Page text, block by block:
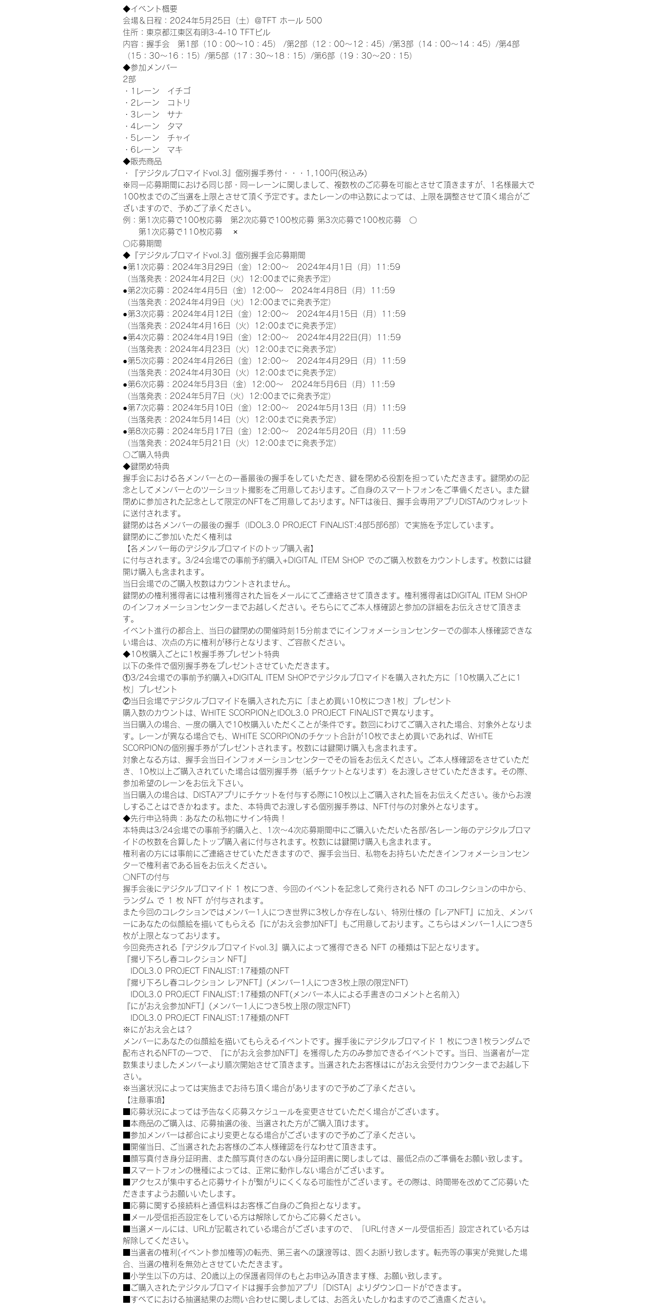
◆イベント概要
会場＆日程：2024年5月25日（土）＠TFT ホール 500
住所：東京都江東区有明3-4-10 TFTビル
内容：握手会　第1部（10：00～10：45） /第2部（12：00～12：45）/第3部（14：00～14：45）/第4部
（15：30～16：15）/第5部（17：30～18：15）/第6部（19：30～20：15）
◆参加メンバー
2部
・1レーン　イチゴ
・2レーン　コトリ
・3レーン　サナ
・4レーン　タマ
・5レーン　チャイ
・6レーン　マキ
◆販売商品
・『デジタルブロマイドvol.3』個別握手券付・・・1,100円(税込み)
※同一応募期間における同じ部・同一レーンに関しまして、複数枚のご応募を可能とさせて頂きますが、1名様最大で
100枚までのご当選を上限とさせて頂く予定です。またレーンの申込数によっては、上限を調整させて頂く場合がご
ざいますので、予めご了承ください。
例：第1次応募で100枚応募　第2次応募で100枚応募 第3次応募で100枚応募　〇
第1次応募で110枚応募　 ×
〇応募期間
◆『デジタルブロマイドvol.3』個別握手会応募期間
●第1次応募：2024年3月29日（金）12:00～　2024年4月1日（月）11:59
（当落発表：2024年4月2日（火）12:00までに発表予定）
●第2次応募：2024年4月5日（金）12:00～　2024年4月8日（月）11:59
（当落発表：2024年4月9日（火）12:00までに発表予定）
●第3次応募：2024年4月12日（金）12:00～　2024年4月15日（月）11:59
（当落発表：2024年4月16日（火）12:00までに発表予定）
●第4次応募：2024年4月19日（金）12:00～　2024年4月22日(月）11:59
（当落発表：2024年4月23日（火）12:00までに発表予定）
●第5次応募：2024年4月26日（金）12:00～　2024年4月29日（月）11:59
（当落発表：2024年4月30日（火）12:00までに発表予定）
●第6次応募：2024年5月3日（金）12:00～　2024年5月6日（月）11:59
（当落発表：2024年5月7日（火）12:00までに発表予定）
●第7次応募：2024年5月10日（金）12:00～　2024年5月13日（月）11:59
（当落発表：2024年5月14日（火）12:00までに発表予定）
●第8次応募：2024年5月17日（金）12:00～　2024年5月20日（月）11:59
（当落発表：2024年5月21日（火）12:00までに発表予定）
〇ご購入特典
◆鍵閉め特典
握手会における各メンバーとの一番最後の握手をしていただき、鍵を閉める役割を担っていただきます。鍵閉めの記
念としてメンバーとのツーショット撮影をご用意しております。ご自身のスマートフォンをご準備ください。また鍵
閉めに参加された記念として限定のNFTをご用意しております。NFTは後日、握手会専用アプリDISTAのウォレット
に送付されます。
鍵閉めは各メンバーの最後の握手（IDOL3.0 PROJECT FINALIST:4部5部6部）で実施を予定しています。
鍵閉めにご参加いただく権利は
【各メンバー毎のデジタルブロマイドのトップ購入者】
に付与されます。3/24会場での事前予約購入+DIGITAL ITEM SHOP でのご購入枚数をカウントします。枚数には鍵
開け購入も含まれます。
当日会場でのご購入枚数はカウントされません。
鍵閉めの権利獲得者には権利獲得された旨をメールにてご連絡させて頂きます。権利獲得者はDIGITAL ITEM SHOP
のインフォメーションセンターまでお越しください。そちらにてご本人様確認と参加の詳細をお伝えさせて頂きま
す。
イベント進行の都合上、当日の鍵閉めの開催時刻15分前までにインフォメーションセンターでの御本人様確認できな
い場合は、次点の方に権利が移行となります、ご容赦ください。
◆10枚購入ごとに1枚握手券プレゼント特典
以下の条件で個別握手券をプレゼントさせていただきます。
①3/24会場での事前予約購入+DIGITAL ITEM SHOPでデジタルブロマイドを購入された方に「10枚購入ごとに1
枚」プレゼント
②当日会場でデジタルブロマイドを購入された方に「まとめ買い10枚につき1枚」プレゼント
購入数のカウントは、WHITE SCORPIONとIDOL3.0 PROJECT FINALISTで異なります。
当日購入の場合、一度の購入で10枚購入いただくことが条件です。数回にわけてご購入された場合、対象外となりま
す。レーンが異なる場合でも、WHITE SCORPIONのチケット合計が10枚でまとめ買いであれば、WHITE
SCORPIONの個別握手券がプレゼントされます。枚数には鍵開け購入も含まれます。
対象となる方は、握手会当日インフォメーションセンターでその旨をお伝えください。ご本人様確認をさせていただ
き、10枚以上ご購入されていた場合は個別握手券（紙チケットとなります）をお渡しさせていただきます。その際、
参加希望のレーンをお伝え下さい。
当日購入の場合は、DISTAアプリにチケットを付与する際に10枚以上ご購入された旨をお伝えください。後からお渡
しすることはできかねます。また、本特典でお渡しする個別握手券は、NFT付与の対象外となります。
◆先行申込特典：あなたの私物にサイン特典！
本特典は3/24会場での事前予約購入と、1次〜4次応募期間中にご購入いただいた各部/各レーン毎のデジタルブロマ
イドの枚数を合算したトップ購入者に付与されます。枚数には鍵開け購入も含まれます。
権利者の方には事前にご連絡させていただきますので、握手会当日、私物をお持ちいただきインフォメーションセン
ターで権利者である旨をお伝えください。
〇NFTの付与
握手会後にデジタルブロマイド 1 枚につき、今回のイベントを記念して発行される NFT のコレクションの中から、
ランダム で 1 枚 NFT が付与されます。
また今回のコレクションではメンバー1人につき世界に3枚しか存在しない、特別仕様の『レアNFT』に加え、メンバ
ーにあなたの似顔絵を描いてもらえる『にがおえ会参加NFT』もご用意しております。こちらはメンバー1人につき5
枚が上限となっております。
今回発売される『デジタルブロマイドvol.3』購入によって獲得できる NFT の種類は下記となります。
『撮り下ろし春コレクション NFT』
IDOL3.0 PROJECT FINALIST:17種類のNFT
『撮り下ろし春コレクション レアNFT』(メンバー1人につき3枚上限の限定NFT)
IDOL3.0 PROJECT FINALIST:17種類のNFT(メンバー本人による手書きのコメントと名前入)
『にがおえ会参加NFT』(メンバー1人につき5枚上限の限定NFT)
IDOL3.0 PROJECT FINALIST:17種類のNFT
※にがおえ会とは？
メンバーにあなたの似顔絵を描いてもらえるイベントです。握手後にデジタルブロマイド 1 枚につき1枚ランダムで
配布されるNFTの一つで、『にがおえ会参加NFT』を獲得した方のみ参加できるイベントです。当日、当選者が一定
数集まりましたメンバーより順次開始させて頂きます。当選されたお客様はにがおえ会受付カウンターまでお越し下
さい。
※当選状況によっては実施までお待ち頂く場合がありますので予めご了承ください。
【注意事項】
■応募状況によっては予告なく応募スケジュールを変更させていただく場合がございます。
■本商品のご購入は、応募抽選の後、当選された方がご購入頂けます。
■参加メンバーは都合により変更となる場合がございますので予めご了承ください。
■開催当日、ご当選されたお客様のご本人様確認を行なわせて頂きます。
■顔写真付き身分証明書、また顔写真付きのない身分証明書に関しましては、最低2点のご準備をお願い致します。
■スマートフォンの機種によっては、正常に動作しない場合がございます。
■アクセスが集中すると応募サイトが繋がりにくくなる可能性がございます。その際は、時間帯を改めてご応募いた
だきますようお願いいたします。
■応募に関する接続料と通信料はお客様ご自身のご負担となります。
■メール受信拒否設定をしている方は解除してからご応募ください。
■当選メールには、URLが記載されている場合がございますので、「URL付きメール受信拒否」設定されている方は
解除してください。
■当選者の権利(イベント参加権等)の転売、第三者への譲渡等は、固くお断り致します。転売等の事実が発覚した場
合、当選の権利を無効とさせていただきます。
■小学生以下の方は、20歳以上の保護者同伴のもとお申込み頂きます様、お願い致します。
■ご購入されたデジタルブロマイドは握手会参加アプリ「DISTA」よりダウンロードができます。
■すべてにおける抽選結果のお問い合わせに関しましては、お答えいたしかねますのでご遠慮ください。